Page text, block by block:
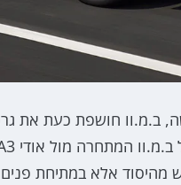
מהיסוד אלא במתיחת